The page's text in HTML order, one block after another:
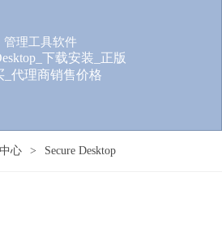
管理工具软件
下载安装_正版
_代理商销售价格
心 > Secure Desktop